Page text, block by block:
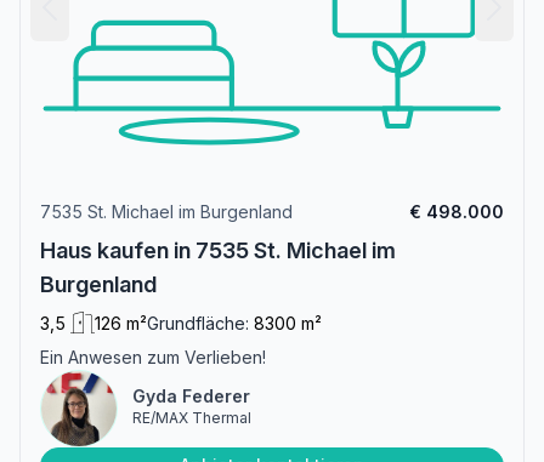
7535 St. Michael im Burgenland € 498.000
Haus kaufen in 7535 St. Michael im
Burgenland
3,5 126 m²Grundfläche: 8300 m²
Ein Anwesen zum Verlieben!
Gyda Federer
RE/MAX Thermal